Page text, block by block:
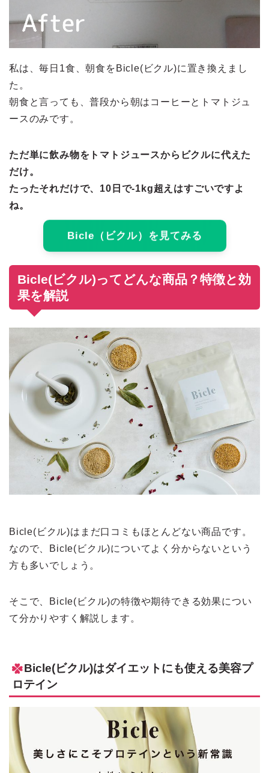
私は、毎日1食、朝食をBicle(ビクル)に置き換えまし
た。
朝食と言っても、普段から朝はコーヒーとトマトジュ
ースのみです。
ただ単に飲み物をトマトジュースからビクルに代えた
だけ。
たったそれだけで、10日で-1kg超えはすごいですよ
ね。
Bicle（ビクル）を見てみる
Bicle(ビクル)ってどんな商品？特徴と効
果を解説
Bicle(ビクル)はまだ口コミもほとんどない商品です。
なので、Bicle(ビクル)についてよく分からないという
方も多いでしょう。
そこで、Bicle(ビクル)の特徴や期待できる効果につい
て分かりやすく解説します。
Bicle(ビクル)はダイエットにも使える美容プ
ロテイン